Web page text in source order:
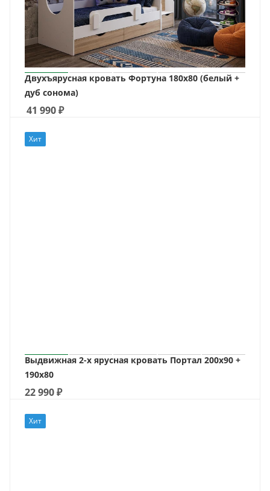
Двухъярусная кровать Фортуна 180х80 (белый +
дуб сонома)
41 990₽
Хит
Выдвижная 2-х ярусная кровать Портал 200х90 +
190х80
22 990₽
Хит